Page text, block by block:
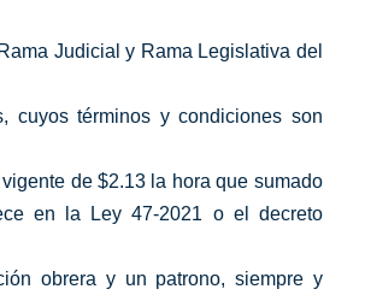
Judicial y Rama Legislativa del
cuyos términos y condiciones son
de $2.13 la hora que sumado
en la Ley 47-2021 o el decreto
obrera y un patrono, siempre y